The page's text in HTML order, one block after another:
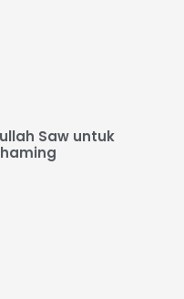
Saw untuk